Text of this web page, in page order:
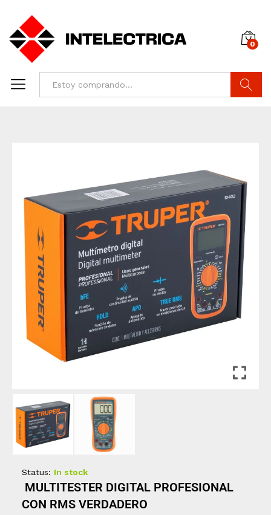
0
Status: In stock
MULTITESTER DIGITAL PROFESIONAL
CON RMS VERDADERO